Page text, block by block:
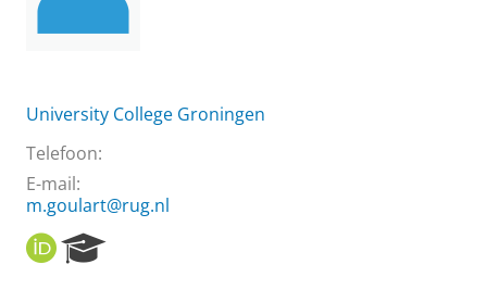
University College Groningen
Telefoon:
E-mail:
m.goulart@rug.nl
O
R